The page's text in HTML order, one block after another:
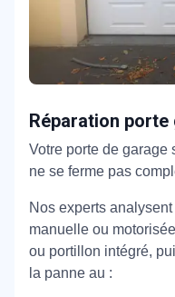
Réparation
Votre porte de garage
ne se ferme pas
Nos experts
manuelle ou
ou portillon intégré,
la panne au :